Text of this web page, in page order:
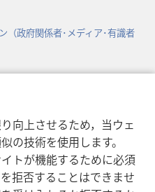
向上させるため，当ウェ
の技術を使用します。
トが機能するために必須
拒否することはできませ
（政府関係者･メディア･有識者
ラリー